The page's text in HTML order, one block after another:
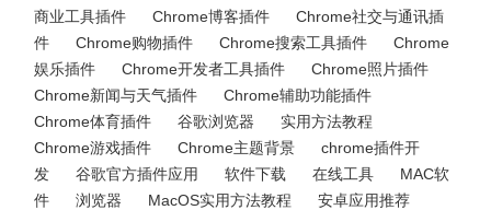
商业工具插件
Chrome博客插件
Chrome社交与通讯插
件
Chrome购物插件 Chrome搜索工具插件
Chrome
娱乐插件
Chrome开发者工具插件
Chrome照片插件
Chrome新闻与天气插件
Chrome辅助功能插件
Chrome体育插件
谷歌浏览器
实用方法教程
Chrome游戏插件
Chrome主题背景
chrome插件开
发
谷歌官方插件应用 软件下载 在线工具
MAC软
件
浏览器 MacOS实用方法教程
安卓应用推荐